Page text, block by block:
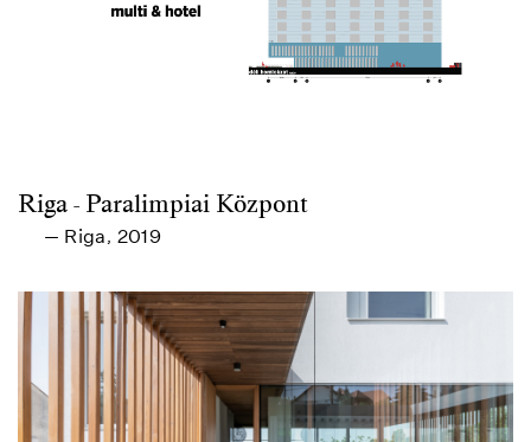
Riga - Paralimpiai Központ
— Riga, 2019